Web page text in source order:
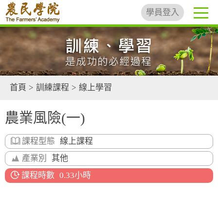
學員登入
首頁 > 訓練課程 > 線上學習
農業風險(一)
課程型態 線上課程
產業別
其他
課程時數 0.33小時